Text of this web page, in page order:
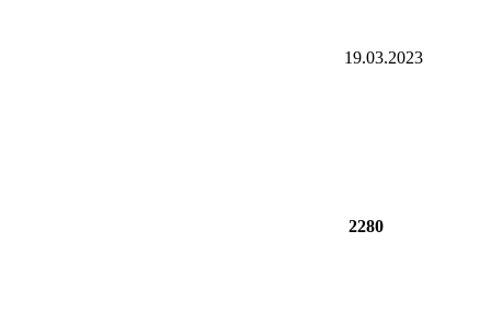
19.03.2023
2280